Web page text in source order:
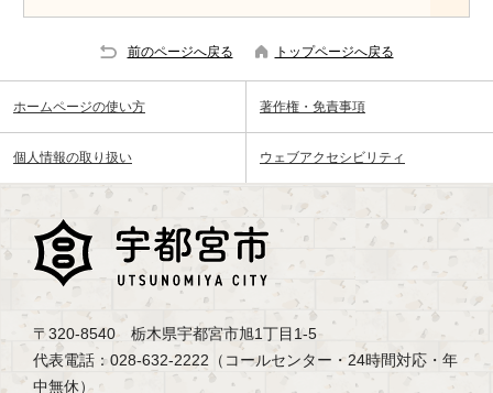
前のページへ戻る トップページへ戻る
ホームページの使い方 著作権・免責事項
個人情報の取り扱い ウェブアクセシビリティ
〒320-8540 栃木県宇都宮市旭1丁目1-5
代表電話：028-632-2222（コールセンター・24時間対応・年
中無休）